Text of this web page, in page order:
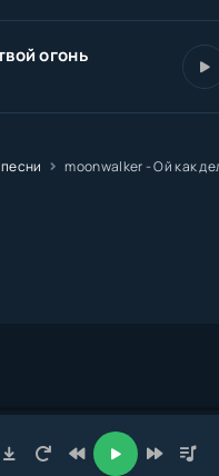
огонь
moonwalker - Ой как